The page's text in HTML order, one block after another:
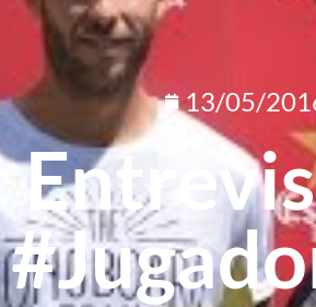
13/05/